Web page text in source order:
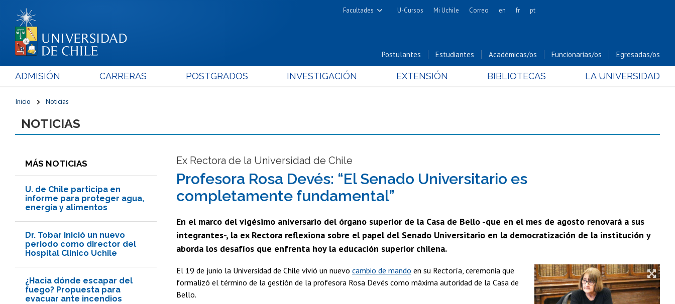
Facultades
Cs. Físicas y Matemáticas
Cs. Forestales y Conservación
Cs. Químicas y Farmacéuticas
Cs. Sociales
Estudios Avanzados en Educación
Nutrición y Tecnología de
Alimentos
Bachillerato
U-Cursos Mi Uchile Correo en fr pt
Postulantes Estudiantes Académicas/os Funcionarias/os Egresadas/os
ADMISIÓN CARRERAS POSTGRADOS INVESTIGACIÓN EXTENSIÓN BIBLIOTECAS LA UNIVERSIDAD
Inicio Noticias
NOTICIAS
MÁS NOTICIAS
U. de Chile participa en
informe para proteger agua,
energía y alimentos
Dr. Tobar inició un nuevo
periodo como director del
Hospital Clínico Uchile
¿Hacia dónde escapar del
fuego? Propuesta para
evacuar ante incendios
Ex Rectora de la Universidad de Chile
Profesora Rosa Devés: “El Senado Universitario es
completamente fundamental”
En el marco del vigésimo aniversario del órgano superior de la Casa de Bello -que en el mes de agosto renovará a sus
integrantes-, la ex Rectora reflexiona sobre el papel del Senado Universitario en la democratización de la institución y
aborda los desafíos que enfrenta hoy la educación superior chilena.
El 19 de junio la Universidad de Chile vivió un nuevo cambio de mando en su Rectoría, ceremonia que
formalizó el término de la gestión de la profesora Rosa Devés como máxima autoridad de la Casa de
Bello.